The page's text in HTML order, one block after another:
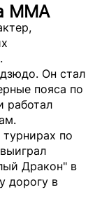
ММА
Он стал
пояса по
работал
по
Дракон" в
дорогу в